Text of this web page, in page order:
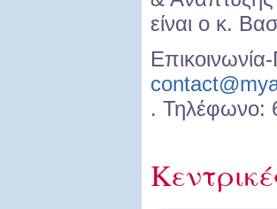
είναι ο κ.
. Τηλέφωνο: